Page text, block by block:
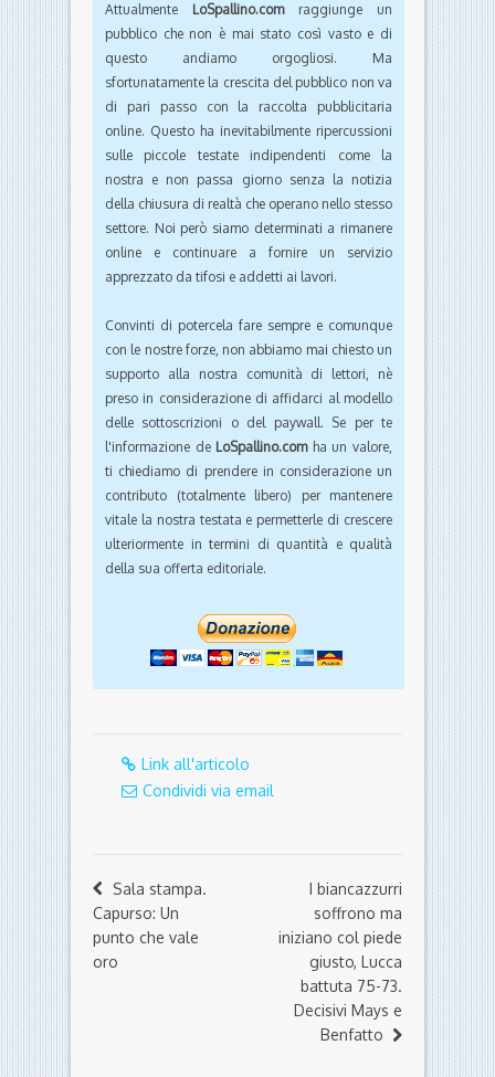
Attualmente LoSpallino.comraggiunge un
pubblico che non è mai stato così vasto e di
questo andiamo orgogliosi. Ma
sfortunatamente la crescita del pubblico non va
di pari passo con la raccolta pubblicitaria
online. Questo ha inevitabilmente ripercussioni
sulle piccole testate indipendenti come la
nostra e non passa giorno senza la notizia
della chiusura di realtà che operano nello stesso
settore. Noi però siamo determinati a rimanere
online e continuare a fornire un servizio
apprezzato da tifosi e addetti ai lavori.
Convinti di potercela fare sempre e comunque
con le nostre forze, non abbiamo mai chiesto un
supporto alla nostra comunità di lettori, nè
preso in considerazione di affidarci al modello
delle sottoscrizioni o del paywall. Se per te
l'informazione de LoSpallino.comha un valore,
ti chiediamo di prendere in considerazione un
contributo (totalmente libero) per mantenere
vitale la nostra testata e permetterle di crescere
ulteriormente in termini di quantità e qualità
della sua offerta editoriale.
Link all'articolo
Condividi via email
Sala stampa.
Capurso: Un
punto che vale
oro
I biancazzurri
soffrono ma
iniziano col piede
giusto, Lucca
battuta 75-73.
Decisivi Mays e
Benfatto